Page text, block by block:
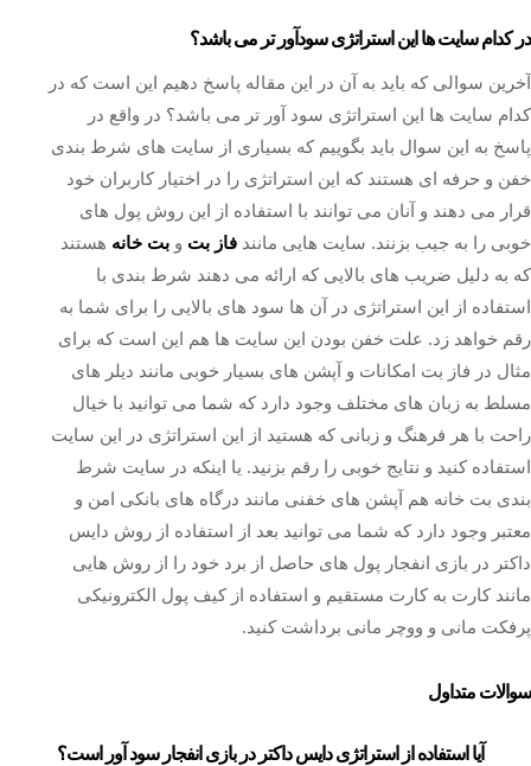
در کدام سایت ها این استراتژی سودآور تر می باشد؟
آخرین سوالی که باید به آن در این مقاله پاسخ دهیم این است که در
کدام سایت ها این استراتژی سود آور تر می باشد؟ در واقع در
پاسخ به این سوال باید بگوییم که بسیاری از سایت های شرط بندی
خفن و حرفه ای هستند که این استراتژی را در اختیار کاربران خود
قرار می دهند و آنان می توانند با استفاده از این روش پول های
خوبی را به جیب بزنند. سایت هایی مانند فاز بت و بت خانه هستند
که به دلیل ضریب های بالایی که ارائه می دهند شرط بندی با
استفاده از این استراتژی در آن ها سود های بالایی را برای شما به
رقم خواهد زد. علت خفن بودن این سایت ها هم این است که برای
مثال در فاز بت امکانات و آپشن های بسیار خوبی مانند دیلر های
مسلط به زبان های مختلف وجود دارد که شما می توانید با خیال
راحت با هر فرهنگ و زبانی که هستید از این استراتژی در این سایت
استفاده کنید و نتایج خوبی را رقم بزنید‌. یا اینکه در سایت شرط
بندی بت خانه هم آپشن های خفنی مانند درگاه های بانکی امن و
معتبر وجود دارد که شما می توانید بعد از استفاده از روش دایس
داکتر در بازی انفجار پول های حاصل از برد خود را از روش هایی
مانند کارت به کارت مستقیم و استفاده از کیف پول الکترونیکی
پرفکت مانی و ووچر مانی برداشت کنید.
سوالات متداول
آیا استفاده از استراتژی دایس داکتر در بازی انفجار سود آور است؟